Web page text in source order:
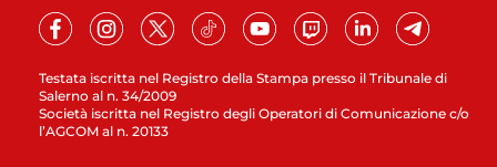
Testata iscritta nel Registro della Stampa presso il Tribunale di
Salerno al n. 34/2009
Società iscritta nel Registro degli Operatori di Comunicazione c/o
l’AGCOM al n. 20133